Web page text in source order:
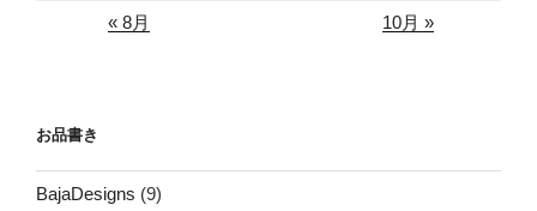
« 8月 10月 »
お品書き
BajaDesigns (9)